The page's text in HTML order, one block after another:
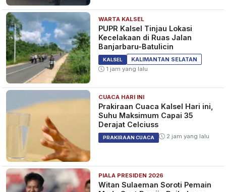
WARTA KALSEL
PUPR Kalsel Tinjau Lokasi
Kecelakaan di Ruas Jalan
Banjarbaru-Batulicin
KALSEL
KALIMANTAN SELATAN
1 jam yang lalu
CUACA HARI INI
Prakiraan Cuaca Kalsel Hari ini,
Suhu Maksimum Capai 35
Derajat Celciuss
PRAKIRAAN CUACA 2 jam yang lalu
PIALA PRESIDEN 2026
Witan Sulaeman Soroti Pemain